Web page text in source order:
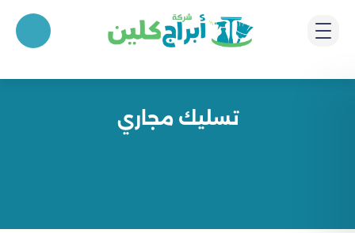
تسليك مجاري